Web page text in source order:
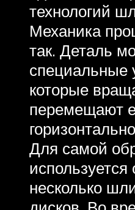
технологий
Механика
так. Деталь
специальные
которые
перемещают
Для самой
несколько